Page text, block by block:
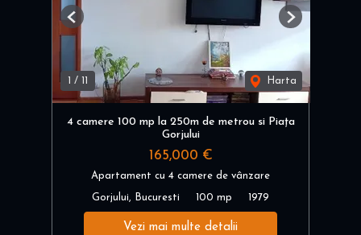
/ Harta
Previous Next
4 camere 100 mp la 250m de metrou si Piața
Gorjului
165,000 €
Apartament cu 4 camere de vânzare
Gorjului, Bucuresti 100 mp 1979
Vezi mai multe detalii